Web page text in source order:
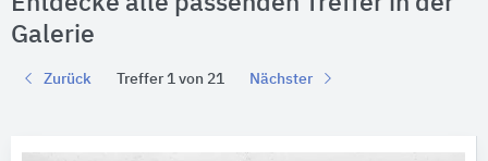
Galerie
Zurück Treffer 1 von 21 Nächster